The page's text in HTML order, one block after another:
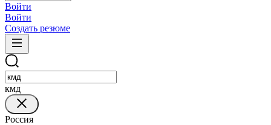
Войти
Войти
Создать резюме
кмд
Россия